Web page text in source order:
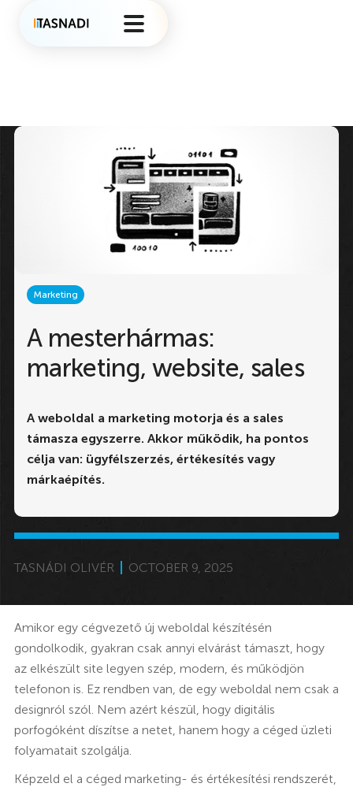
Marketing
A mesterhármas:
marketing, website, sales
A weboldal a marketing motorja és a sales
támasza egyszerre. Akkor működik, ha pontos
célja van: ügyfélszerzés, értékesítés vagy
márkaépítés.
TASNÁDI OLIVÉR OCTOBER 9, 2025
Amikor egy cégvezető új weboldal készítésén
gondolkodik, gyakran csak annyi elvárást támaszt, hogy
az elkészült site legyen szép, modern, és működjön
telefonon is. Ez rendben van, de egy weboldal nem csak a
designról szól. Nem azért készül, hogy digitális
porfogóként díszítse a netet, hanem hogy a céged üzleti
folyamatait szolgálja.
Képzeld el a céged marketing- és értékesítési rendszerét,